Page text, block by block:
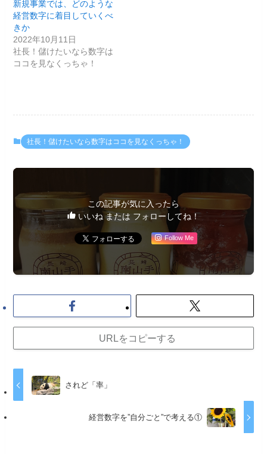
新規事業では、どのような
経営数字に着目していくべ
きか
2022年10月11日
社長！儲けたいなら数字は
ココを見なくっちゃ！
社長！儲けたいなら数字はココを見なくっちゃ！
この記事が気に入ったら
いいね または フォローしてね！
Follow Me
URLをコピーする
されど「率」
経営数字を”自分ごと”で考える①